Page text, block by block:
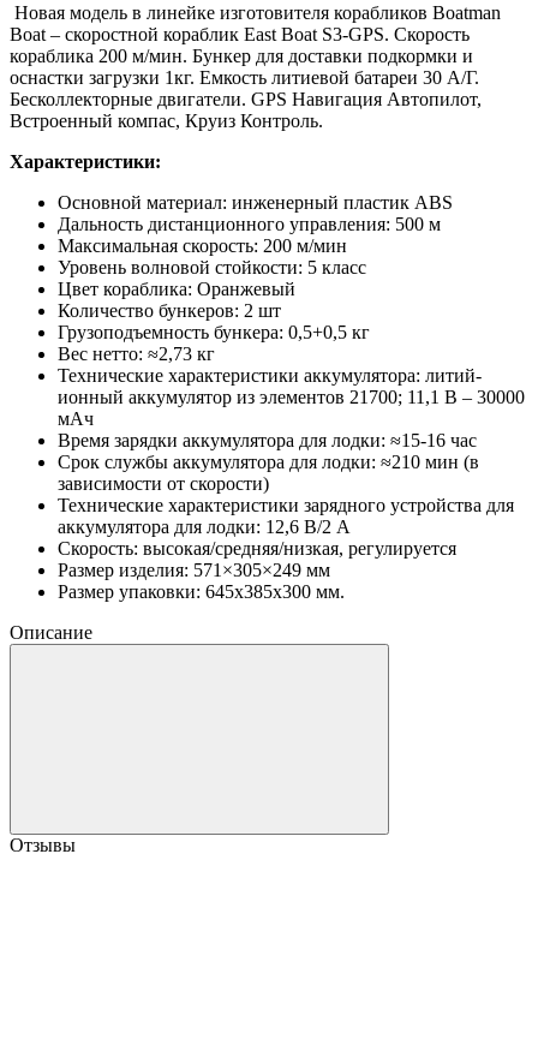
Новая модель в линейке изготовителя корабликов Boatman
Boat – скоростной кораблик East Boat S3-GPS. Скорость
кораблика 200 м/мин. Бункер для доставки подкормки и
оснастки загрузки 1кг. Емкость литиевой батареи 30 А/Г.
Бесколлекторные двигатели. GPS Навигация Автопилот,
Встроенный компас, Круиз Контроль.
Характеристики:
Основной материал: инженерный пластик ABS
Дальность дистанционного управления: 500 м
Максимальная скорость: 200 м/мин
Уровень волновой стойкости: 5 класс
Цвет кораблика: Оранжевый
Количество бункеров: 2 шт
Грузоподъемность бункера: 0,5+0,5 кг
Вес нетто: ≈2,73 кг
Технические характеристики аккумулятора: литий-
ионный аккумулятор из элементов 21700; 11,1 В – 30000
мАч
Время зарядки аккумулятора для лодки: ≈15-16 час
Срок службы аккумулятора для лодки: ≈210 мин (в
зависимости от скорости)
Технические характеристики зарядного устройства для
аккумулятора для лодки: 12,6 В/2 А
Скорость: высокая/средняя/низкая, регулируется
Размер изделия: 571×305×249 мм
Размер упаковки: 645x385x300 мм.
Описание
Отзывы